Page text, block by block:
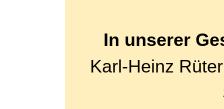
In unserer
Karl-Heinz